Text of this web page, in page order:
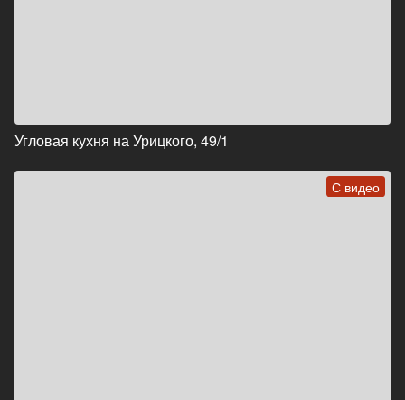
Угловая кухня на Урицкого, 49/1
С видео